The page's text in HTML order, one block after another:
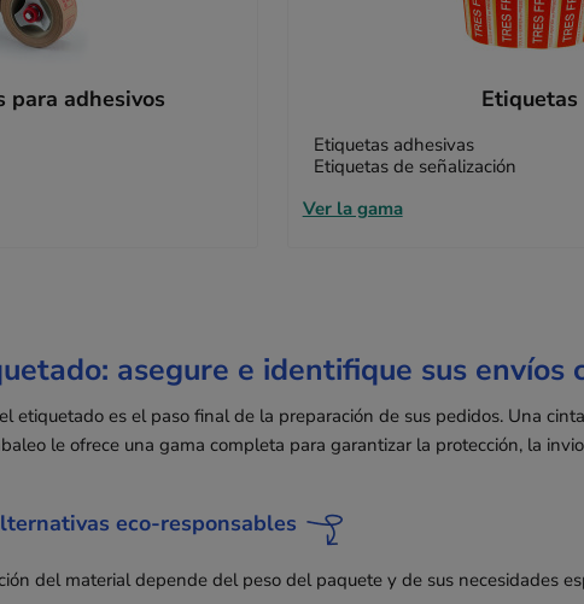
para adhesivos Etiquetas
Etiquetas adhesivas
Etiquetas de señalización
Ver la gama
asegure e identifique sus envíos
etiquetado es el paso final de la preparación de sus pedidos. Una
le ofrece una gama completa para garantizar la protección, la
eco-responsables
del material depende del peso del paquete y de sus necesidades